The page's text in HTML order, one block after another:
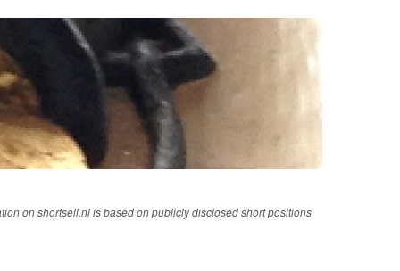
on shortsell.nl is based on publicly disclosed short positions